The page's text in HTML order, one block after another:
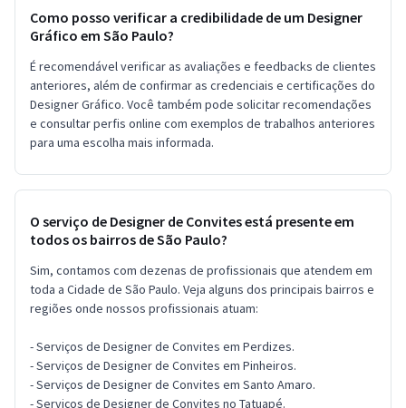
Como posso verificar a credibilidade de um Designer
Gráfico em São Paulo?
É recomendável verificar as avaliações e feedbacks de clientes
anteriores, além de confirmar as credenciais e certificações do
Designer Gráfico. Você também pode solicitar recomendações
e consultar perfis online com exemplos de trabalhos anteriores
para uma escolha mais informada.
O serviço de Designer de Convites está presente em
todos os bairros de São Paulo?
Sim, contamos com dezenas de profissionais que atendem em
toda a Cidade de São Paulo. Veja alguns dos principais bairros e
regiões onde nossos profissionais atuam:
- Serviços de Designer de Convites em Perdizes.
- Serviços de Designer de Convites em Pinheiros.
- Serviços de Designer de Convites em Santo Amaro.
- Serviços de Designer de Convites no Tatuapé.